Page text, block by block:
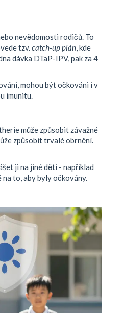
nevědomosti rodičů. To
tzv.catch-up plán, kde
dávka DTaP-IPV, pak za 4
mohou být očkováni i v
imunitu.
může způsobit závažné
způsobit trvalé obrnění.
ji na jiné děti - například
na to, aby byly očkovány.